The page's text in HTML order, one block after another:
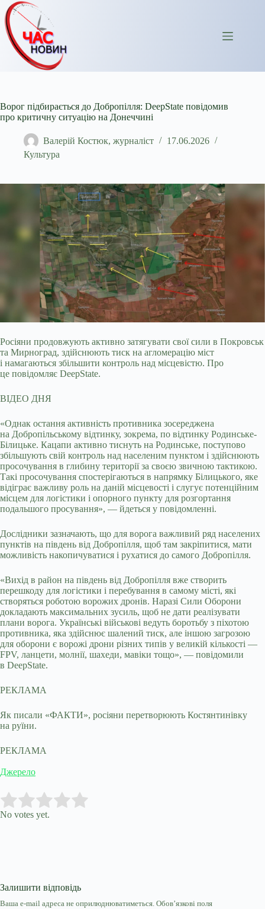
Перейти
до
вмісту
Ворог підбирається до Добропілля: DeepState повідомив
про критичну ситуацію на Донеччині
Валерій Костюк, журналіст
17.06.2026
Культура
Росіяни продовжують активно затягувати свої сили в Покровськ
та Мирноград, здійснюють тиск на агломерацію міст
і намагаються збільшити контроль над місцевістю. Про
це повідомляє DeepState.
ВІДЕО ДНЯ
«Однак остання активність противника зосереджена
на Добропільському відтинку, зокрема, по відтинку Родинське-
Білицьке. Кацапи активно тиснуть на Родинське, поступово
збільшують свій контроль над населеним пунктом і здійснюють
просочування в глибину території за своєю звичною тактикою.
Такі просочування спостерігаються в напрямку Білицького, яке
відіграє важливу роль на даній місцевості і слугує потенційним
місцем для логістики і опорного пункту для розгортання
подальшого просування», — йдеться у повідомленні.
Дослідники зазначають, що для ворога важливий ряд населених
пунктів на південь від Добропілля, щоб там закріпитися, мати
можливість накопичуватися і рухатися до самого Добропілля.
«Вихід в район на південь від Добропілля вже створить
перешкоду для логістики і перебування в самому місті, які
створяться роботою ворожих дронів. Наразі Сили Оборони
докладають максимальних зусиль, щоб не дати реалізувати
плани ворога. Українські військові ведуть боротьбу з піхотою
противника, яка здійснює шалений тиск, але іншою загрозою
для оборони є ворожі дрони різних типів у великій кількості —
FPV, ланцети, молнії, шахеди, мавіки тощо», — повідомили
в DeepState.
РЕКЛАМА
Як писали «ФАКТИ», росіяни перетворюють Костянтинівку
на руїни.
РЕКЛАМА
Джерело
Rate this item:
No votes yet.
Залишити відповідь
Ваша e-mail адреса не оприлюднюватиметься. Обов’язкові поля